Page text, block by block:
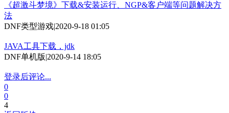
《超激斗梦境》下载&安装运行、NGP&客户端等问题解决方
法
DNF类型游戏|2020-9-18 01:05
JAVA工具下载，jdk
DNF单机版|2020-9-14 18:05
登录后评论...
0
0
4